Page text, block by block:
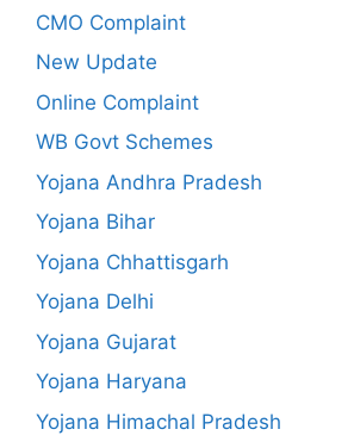
CMO Complaint
New Update
Online Complaint
WB Govt Schemes
Yojana Andhra Pradesh
Yojana Bihar
Yojana Chhattisgarh
Yojana Delhi
Yojana Gujarat
Yojana Haryana
Yojana Himachal Pradesh